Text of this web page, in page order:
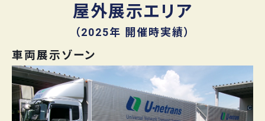
屋外展示エリア
（2025年 開催時実績）
車両展示ゾーン